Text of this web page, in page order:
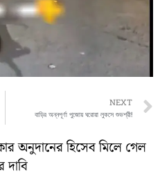
NEXT
বাড়ির অন্নপূর্ণা পুজোয় ঘরোয়া লুকসে শুভশ্রী!
অনুদানের হিসেব মিলে গেল